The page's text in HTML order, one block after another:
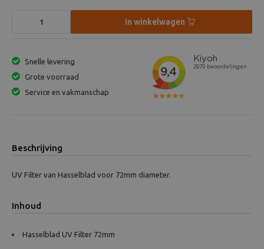
In winkelwagen
Snelle levering
Grote voorraad
Service en vakmanschap
Beschrijving
UV Filter van Hasselblad voor 72mm diameter.
Inhoud
Hasselblad UV Filter 72mm